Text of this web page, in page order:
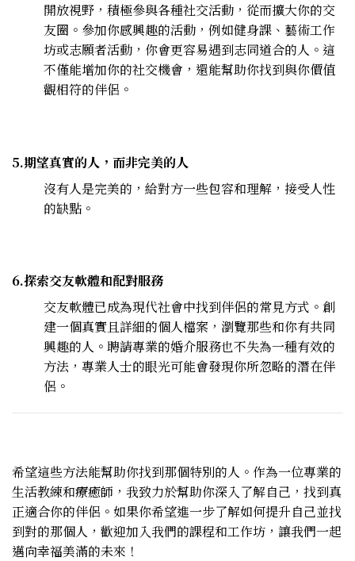
開放視野，積極參與各種社交活動，從而擴大你的交
友圈。參加你感興趣的活動，例如健身課、藝術工作
坊或志願者活動，你會更容易遇到志同道合的人。這
不僅能增加你的社交機會，還能幫助你找到與你價值
觀相符的伴侶。
5.期望真實的人，而非完美的人
沒有人是完美的，給對方一些包容和理解，接受人性
的缺點。
6.探索交友軟體和配對服務
交友軟體已成為現代社會中找到伴侶的常見方式。創
建一個真實且詳細的個人檔案，瀏覽那些和你有共同
興趣的人。聘請專業的婚介服務也不失為一種有效的
方法，專業人士的眼光可能會發現你所忽略的潛在伴
侶。
希望這些方法能幫助你找到那個特別的人。作為一位專業的
生活教練和療癒師，我致力於幫助你深入了解自己，找到真
正適合你的伴侶。如果你希望進一步了解如何提升自己並找
到對的那個人，歡迎加入我們的課程和工作坊，讓我們一起
邁向幸福美滿的未來！